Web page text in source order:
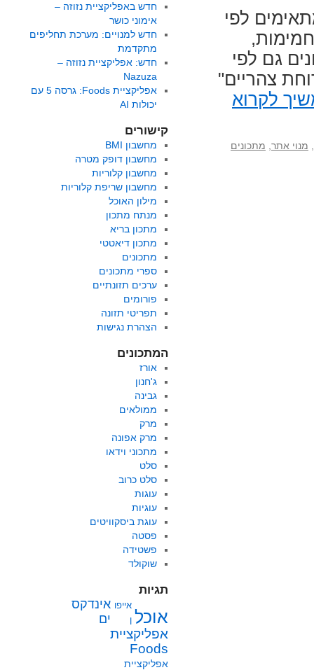
לפי
גם לפי
צהריים"
לקרוא
מנוי אתר מתכונים
חדש באפליקציית נזוזה –
אימוני כושר
חדש למנויים: מערכת תחליפים
מתקדמת
חדש: אפליקציית נזוזה –
Nazuza
אפליקציית Foods: גרסה 5 עם
יכולות AI
קישורים
מחשבון BMI
מחשבון דופק מטרה
מחשבון קלוריות
מחשבון שריפת קלוריות
מילון האוכל
מנתח מתכון
מתכון בריא
מתכון דיאטטי
מתכונים
ספרי מתכונים
ערכים תזונתיים
פורומים
תפריטי תזונה
הצהרת נגישות
המתכונים
אורז
ג'חנון
גבינה
ממולאים
מרק
מרק אפונה
מתכוני וידאו
סלט
סלט כרוב
עוגות
עוגיות
עוגת ביסקוויטים
פסטה
פשטידה
שוקולד
תגיות
אוכל
אייפו
ן
אינדקס
ים
אפליקציית
Foods
אפליקציית